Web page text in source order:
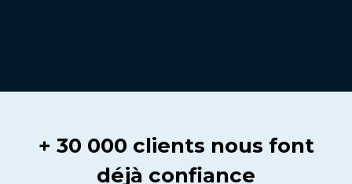
+ 30 000 clients nous font
déjà confiance